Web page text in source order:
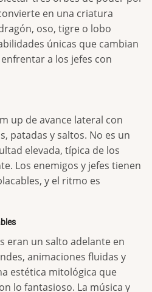
en una criatura
oso, tigre o lobo
únicas que cambian
a los jefes con
up de avance lateral con
patadas y saltos. No es un
elevada, típica de los
Los enemigos y jefes tienen
y el ritmo es
eran un salto adelante en
animaciones fluidas y
estética mitológica que
lo fantasioso. La música y